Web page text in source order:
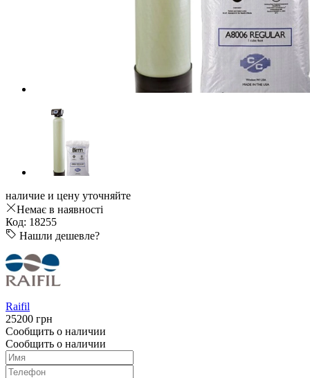
наличие и цену уточняйте
Немає в наявності
Код: 18255
Нашли дешевле?
Raifil
25200 грн
Сообщить о наличии
Сообщить о наличии